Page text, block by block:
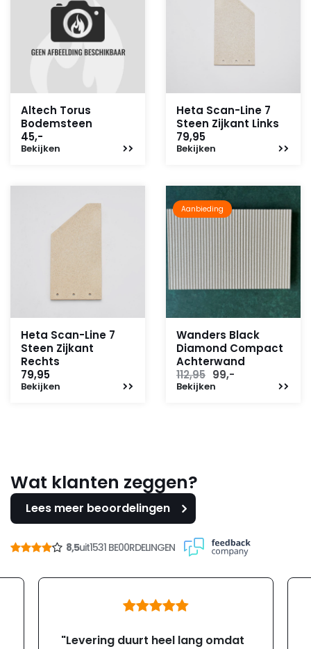
Altech Torus
Bodemsteen
45,-
Bekijken
Heta Scan-Line 7
Steen Zijkant Links
79,95
Bekijken
Heta Scan-Line 7
Steen Zijkant
Rechts
79,95
Bekijken
Aanbieding
Wanders Black
Diamond Compact
Achterwand
112,95 Oorspronkelijke
prijs
99,-
Bekijken
Wat klanten zeggen?
Lees meer beoordelingen
8,5uit1531 BE00RDELINGEN
"Levering duurt heel lang omdat